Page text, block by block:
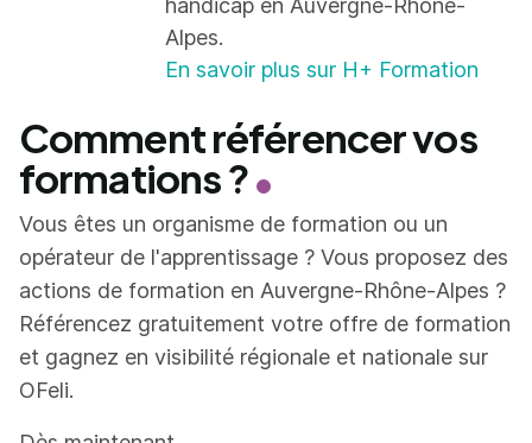
Alpes.
En savoir plus sur H+ Formation
Comment référencer vos
formations ?
Vous êtes un organisme de formation ou un
opérateur de l'apprentissage ? Vous proposez des
actions de formation en Auvergne-Rhône-Alpes ?
Référencez gratuitement votre offre de formation
et gagnez en visibilité régionale et nationale sur
OFeli.